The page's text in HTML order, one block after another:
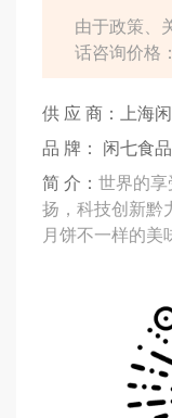
由于政策、
话咨询价格
供 应 商：上海
品 牌： 闲七食品
简 介： 世界的
扬，科技创新黔
月饼不一样的美